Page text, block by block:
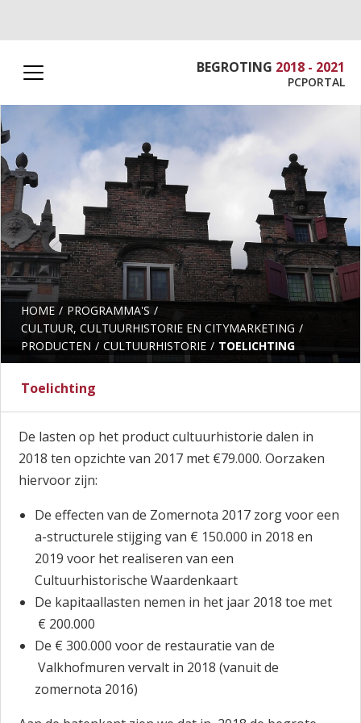
BEGROTING 2018 - 2021
PCPORTAL
HOME
PROGRAMMA'S
CULTUUR, CULTUURHISTORIE EN CITYMARKETING
PRODUCTEN
CULTUURHISTORIE TOELICHTING
Toelichting
De lasten op het product cultuurhistorie dalen in
2018 ten opzichte van 2017 met €79.000. Oorzaken
hiervoor zijn:
De effecten van de Zomernota 2017 zorg voor een
a-structurele stijging van € 150.000 in 2018 en
2019 voor het realiseren van een
Cultuurhistorische Waardenkaart
De kapitaallasten nemen in het jaar 2018 toe met
€ 200.000
De € 300.000 voor de restauratie van de
Valkhofmuren vervalt in 2018 (vanuit de
zomernota 2016)